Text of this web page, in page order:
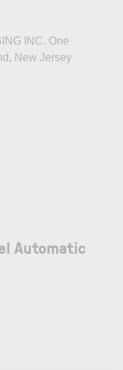
INC. One
New Jersey
Automatic